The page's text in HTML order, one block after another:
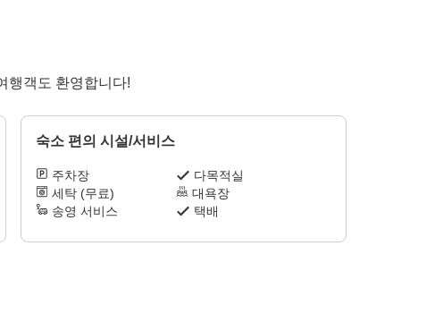
행객도 환영합니다!
숙소 편의 시설/서비스
주차장
다목적실
세탁 (무료)
대욕장
송영 서비스
택배